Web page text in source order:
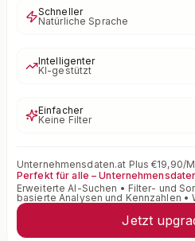
Schneller
Natürliche Sprache
Intelligenter
KI-gestützt
Einfacher
Keine Filter
Unternehmensdaten.at Plus €19,90/
Perfekt für alle –
Erweiterte AI-Suchen • Filter- und
basierte Analysen und Kennzahlen
Jetzt